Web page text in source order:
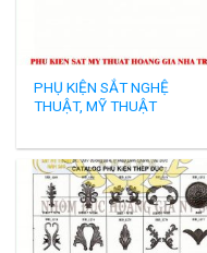
PHỤ KIỆN SẮT NGHỆ
THUẬT, MỸ THUẬT